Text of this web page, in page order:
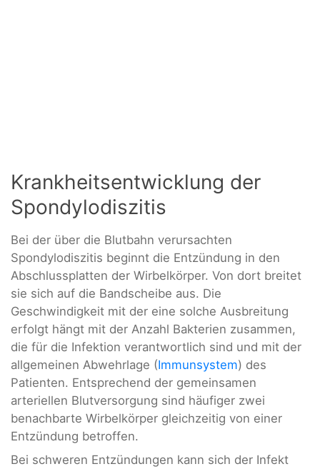
Krankheitsentwicklung der
Spondylodiszitis
Bei der über die Blutbahn verursachten
Spondylodiszitis beginnt die Entzündung in den
Abschlussplatten der Wirbelkörper. Von dort breitet
sie sich auf die Bandscheibe aus. Die
Geschwindigkeit mit der eine solche Ausbreitung
erfolgt hängt mit der Anzahl Bakterien zusammen,
die für die Infektion verantwortlich sind und mit der
allgemeinen Abwehrlage (Immunsystem) des
Patienten. Entsprechend der gemeinsamen
arteriellen Blutversorgung sind häufiger zwei
benachbarte Wirbelkörper gleichzeitig von einer
Entzündung betroffen.
Bei schweren Entzündungen kann sich der Infekt